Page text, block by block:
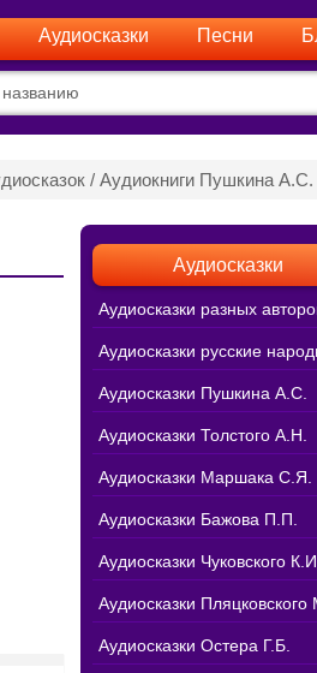
Аудиосказки Песни
/ Аудиокниги Пушкина А.С.
Аудиосказки
Аудиосказки разных
Аудиосказки русские
Аудиосказки Пушкина А.С.
Аудиосказки Толстого А.Н.
Аудиосказки Маршака С.Я.
Аудиосказки Бажова П.П.
Аудиосказки Чуковского К.И.
Аудиосказки Пляцковского
Аудиосказки Остера Г.Б.